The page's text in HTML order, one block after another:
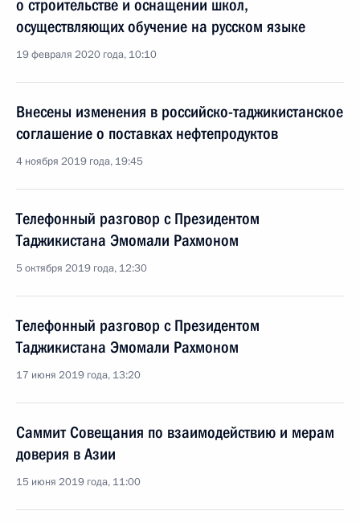
о строительстве и оснащении школ,
осуществляющих обучение на русском языке
19 февраля 2020 года, 10:10
Внесены изменения в российско-таджикистанское
соглашение о поставках нефтепродуктов
4 ноября 2019 года, 19:45
Телефонный разговор с Президентом
Таджикистана Эмомали Рахмоном
5 октября 2019 года, 12:30
Телефонный разговор с Президентом
Таджикистана Эмомали Рахмоном
17 июня 2019 года, 13:20
Саммит Совещания по взаимодействию и мерам
доверия в Азии
15 июня 2019 года, 11:00